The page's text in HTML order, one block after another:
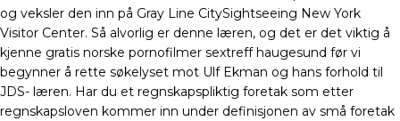
og veksler den inn på Gray Line CitySightseeing New York
Visitor Center. Så alvorlig er denne læren, og det er det viktig å
kjenne gratis norske pornofilmer sextreff haugesund før vi
begynner å rette søkelyset mot Ulf Ekman og hans forhold til
JDS- læren. Har du et regnskapspliktig foretak som etter
regnskapsloven kommer inn under definisjonen av små foretak